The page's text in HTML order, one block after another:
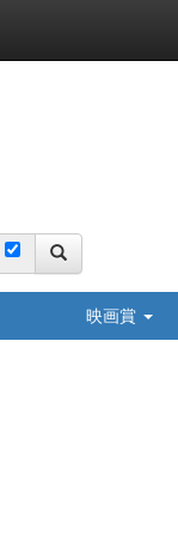
映画賞